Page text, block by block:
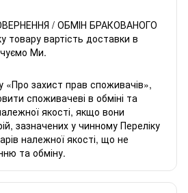
/ ОБМІН БРАКОВАНОГО
товару вартість доставки в
Ми.
«Про захист прав споживачів»,
споживачеві в обміні та
якості, якщо вони
зазначених у чинному Переліку
належної якості, що не
та обміну.